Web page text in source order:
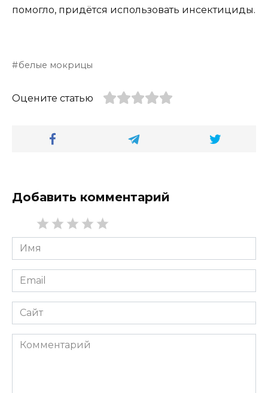
помогло, придётся использовать инсектициды.
белые мокрицы
Оцените статью
Добавить комментарий
Имя
*
Email
*
Сайт
Комментарий